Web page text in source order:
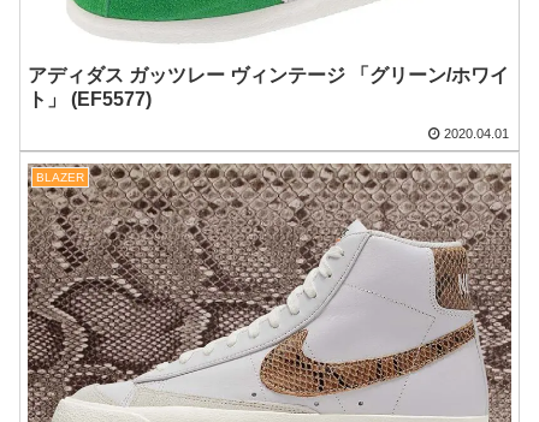
アディダス ガッツレー ヴィンテージ 「グリーン/ホワイ
ト」 (EF5577)
2020.04.01
BLAZER